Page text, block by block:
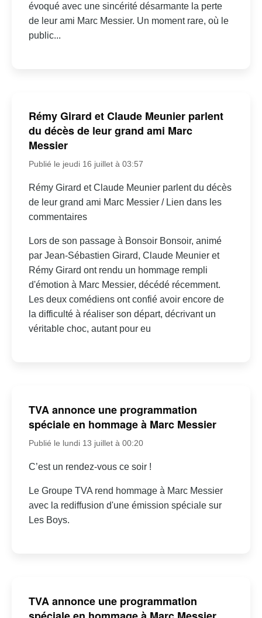
évoqué avec une sincérité désarmante la perte
de leur ami Marc Messier. Un moment rare, où le
public...
Rémy Girard et Claude Meunier parlent
du décès de leur grand ami Marc
Messier
Publié le jeudi 16 juillet à 03:57
Rémy Girard et Claude Meunier parlent du décès
de leur grand ami Marc Messier / Lien dans les
commentaires
Lors de son passage à Bonsoir Bonsoir, animé
par Jean-Sébastien Girard, Claude Meunier et
Rémy Girard ont rendu un hommage rempli
d'émotion à Marc Messier, décédé récemment.
Les deux comédiens ont confié avoir encore de
la difficulté à réaliser son départ, décrivant un
véritable choc, autant pour eu
TVA annonce une programmation
spéciale en hommage à Marc Messier
Publié le lundi 13 juillet à 00:20
C’est un rendez-vous ce soir !
Le Groupe TVA rend hommage à Marc Messier
avec la rediffusion d'une émission spéciale sur
Les Boys.
TVA annonce une programmation